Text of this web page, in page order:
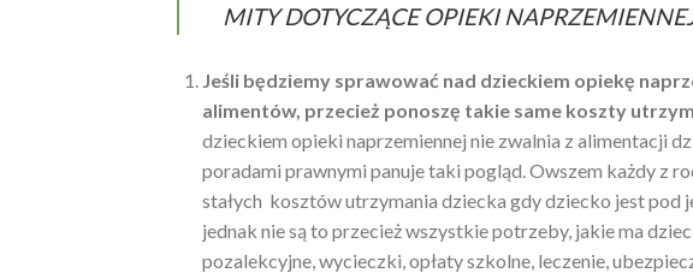
MITY DOTYCZĄCE OPIEKI
Jeśli będziemy sprawować nad dzieckiem opiekę
alimentów, przecież ponoszę takie same koszty
dzieckiem opieki naprzemiennej nie zwalnia z alimentacji
poradami prawnymi panuje taki pogląd. Owszem każdy z
stałych kosztów utrzymania dziecka gdy dziecko jest pod
jednak nie są to przecież wszystkie potrzeby, jakie ma
pozalekcyjne, wycieczki, opłaty szkolne, leczenie,